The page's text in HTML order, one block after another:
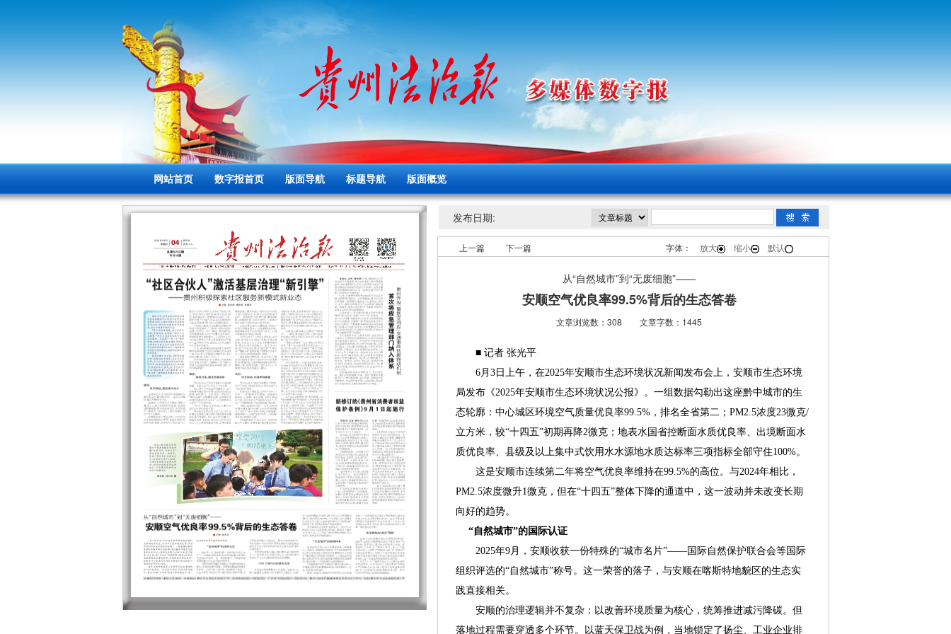
网站首页 数字报首页 版面导航 标题导航 版面概览
发布日期:
上一篇 下一篇 字体： 放大 缩小 默认
从“自然城市”到“无废细胞”——
安顺空气优良率99.5%背后的生态答卷
文章浏览数：308 文章字数：1445
■ 记者 张光平
6月3日上午，在2025年安顺市生态环境状况新闻发布会上，安顺市生态环境
局发布《2025年安顺市生态环境状况公报》。一组数据勾勒出这座黔中城市的生
态轮廓：中心城区环境空气质量优良率99.5%，排名全省第二；PM2.5浓度23微克/
立方米，较“十四五”初期再降2微克；地表水国省控断面水质优良率、出境断面水
质优良率、县级及以上集中式饮用水水源地水质达标率三项指标全部守住100%。
这是安顺市连续第二年将空气优良率维持在99.5%的高位。与2024年相比，
PM2.5浓度微升1微克，但在“十四五”整体下降的通道中，这一波动并未改变长期
向好的趋势。
“自然城市”的国际认证
2025年9月，安顺收获一份特殊的“城市名片”——国际自然保护联合会等国际
组织评选的“自然城市”称号。这一荣誉的落子，与安顺在喀斯特地貌区的生态实
践直接相关。
安顺的治理逻辑并不复杂：以改善环境质量为核心，统筹推进减污降碳。但
落地过程需要穿透多个环节。以蓝天保卫战为例，当地锁定了扬尘、工业企业排